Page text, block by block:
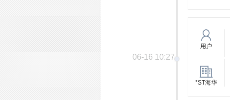
06-16 10:27
用户
*ST海华